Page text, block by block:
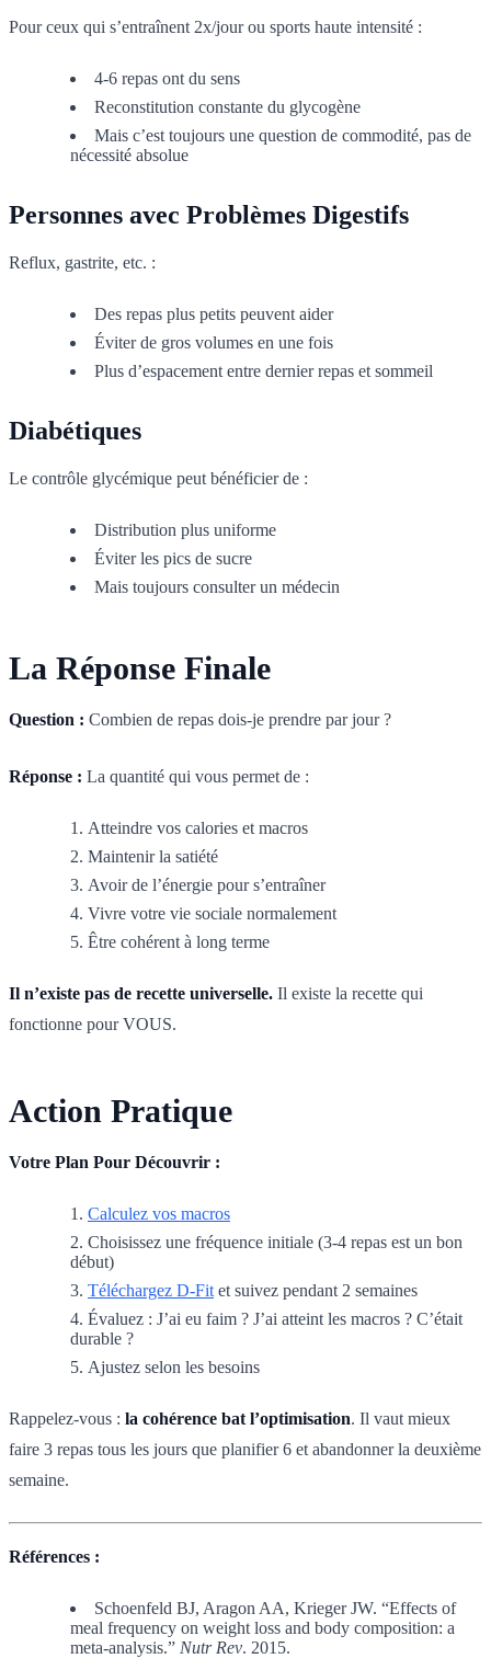
Pour ceux qui s’entraînent 2x/jour ou sports haute intensité :
4-6 repas ont du sens
Reconstitution constante du glycogène
Mais c’est toujours une question de commodité, pas de
nécessité absolue
Personnes avec Problèmes Digestifs
Reflux, gastrite, etc. :
Des repas plus petits peuvent aider
Éviter de gros volumes en une fois
Plus d’espacement entre dernier repas et sommeil
Diabétiques
Le contrôle glycémique peut bénéficier de :
Distribution plus uniforme
Éviter les pics de sucre
Mais toujours consulter un médecin
La Réponse Finale
Question : Combien de repas dois-je prendre par jour ?
Réponse : La quantité qui vous permet de :
Atteindre vos calories et macros
Maintenir la satiété
Avoir de l’énergie pour s’entraîner
Vivre votre vie sociale normalement
Être cohérent à long terme
Il n’existe pas de recette universelle. Il existe la recette qui
fonctionne pour VOUS.
Action Pratique
Votre Plan Pour Découvrir :
Calculez vos macros
Choisissez une fréquence initiale (3-4 repas est un bon
début)
Téléchargez D-Fit et suivez pendant 2 semaines
Évaluez : J’ai eu faim ? J’ai atteint les macros ? C’était
durable ?
Ajustez selon les besoins
Rappelez-vous : la cohérence bat l’optimisation. Il vaut mieux
faire 3 repas tous les jours que planifier 6 et abandonner la deuxième
semaine.
Références :
Schoenfeld BJ, Aragon AA, Krieger JW. “Effects of
meal frequency on weight loss and body composition: a
meta-analysis.” Nutr Rev. 2015.